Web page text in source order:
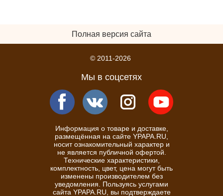
Полная версия сайта
© 2011-2026
Мы в соцсетях
Информация о товаре и доставке,
размещённая на сайте YPAPA.RU,
носит ознакомительный характер и
не является публичной офертой.
Технические характеристики,
комплектность, цвет, цена могут быть
изменены производителем без
уведомления. Пользуясь услугами
сайта YPAPA.RU, вы подтверждаете